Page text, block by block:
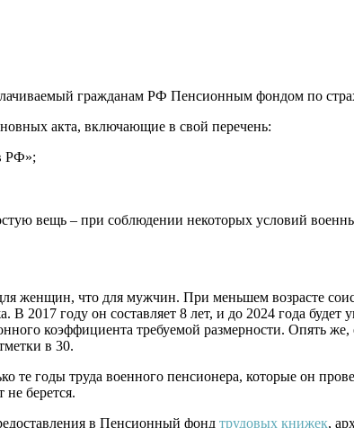
гражданам РФ Пенсионным фондом по
акта, включающие в свой перечень:
РФ»;
вещь – при соблюдении некоторых условий
женщин, что для мужчин. При меньшем возрасте
В 2017 году он составляет 8 лет, и до 2024 года будет
коэффициента требуемой размерности. Опять же,
в 30.
те годы труда военного пенсионера, которые он
берется.
в Пенсионный фонд трудовых книжек,